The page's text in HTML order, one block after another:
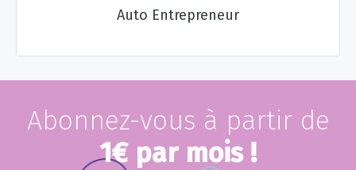
Auto Entrepreneur
Abonnez-vous à partir de
1€ par mois !